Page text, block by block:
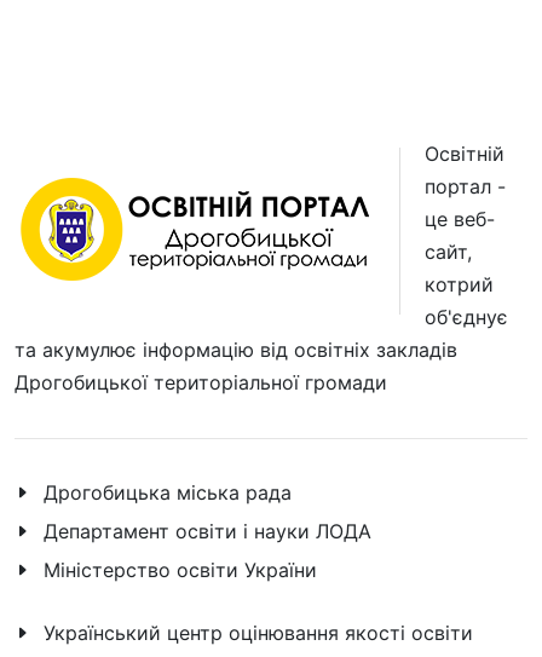
Освітній
портал -
це веб-
сайт,
котрий
об'єднує
та акумулює інформацію від освітніх закладів
Дрогобицької територіальної громади
Дрогобицька міська рада
Департамент освіти і науки ЛОДА
Міністерство освіти України
Український центр оцінювання якості освіти